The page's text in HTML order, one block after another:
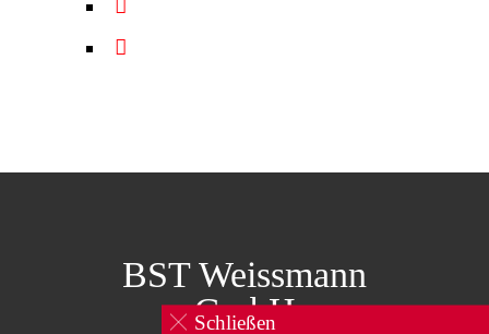
BST Weissmann
GmbH
Schließen